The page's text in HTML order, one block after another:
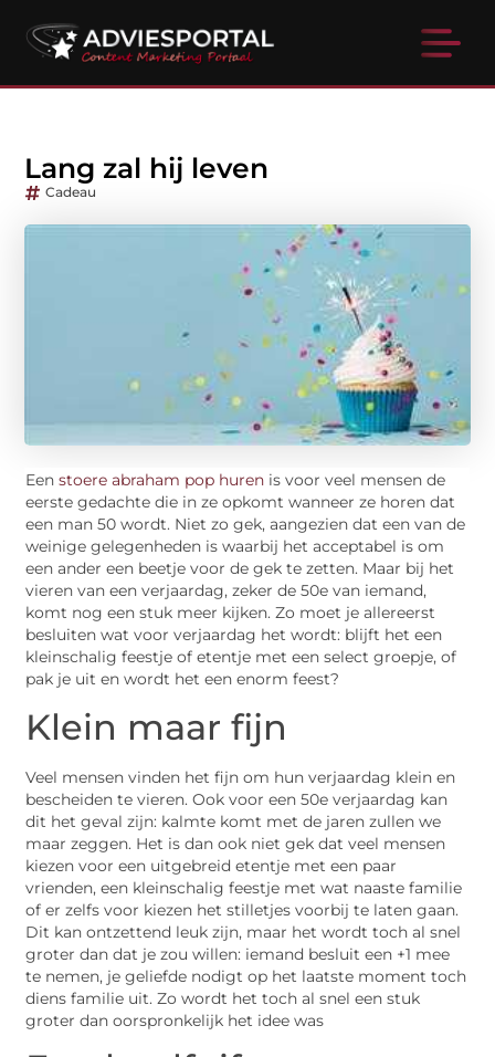
Lang zal hij leven
Cadeau
Eenstoere abraham pop huren is voor veel mensen de
eerste gedachte die in ze opkomt wanneer ze horen dat
een man 50 wordt. Niet zo gek, aangezien dat een van de
weinige gelegenheden is waarbij het acceptabel is om
een ander een beetje voor de gek te zetten. Maar bij het
vieren van een verjaardag, zeker de 50e van iemand,
komt nog een stuk meer kijken. Zo moet je allereerst
besluiten wat voor verjaardag het wordt: blijft het een
kleinschalig feestje of etentje met een select groepje, of
pak je uit en wordt het een enorm feest?
Klein maar fijn
Veel mensen vinden het fijn om hun verjaardag klein en
bescheiden te vieren. Ook voor een 50e verjaardag kan
dit het geval zijn: kalmte komt met de jaren zullen we
maar zeggen. Het is dan ook niet gek dat veel mensen
kiezen voor een uitgebreid etentje met een paar
vrienden, een kleinschalig feestje met wat naaste familie
of er zelfs voor kiezen het stilletjes voorbij te laten gaan.
Dit kan ontzettend leuk zijn, maar het wordt toch al snel
groter dan dat je zou willen: iemand besluit een +1 mee
te nemen, je geliefde nodigt op het laatste moment toch
diens familie uit. Zo wordt het toch al snel een stuk
groter dan oorspronkelijk het idee was